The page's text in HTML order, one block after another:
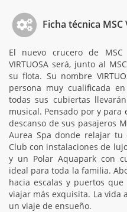
Ficha técnica
El nuevo crucero de
VIRTUOSA será, junto al
su flota. Su nombre
persona muy cualificada
todas sus cubiertas
musical. Pensado por y
descanso de sus pasajeros
Aurea Spa donde relajar tu
Club con instalaciones de
y un Polar Aquapark con
ideal para toda la familia.
hacia escalas y puertos
viajar más exquisita. La vida
un viaje de ensueño.